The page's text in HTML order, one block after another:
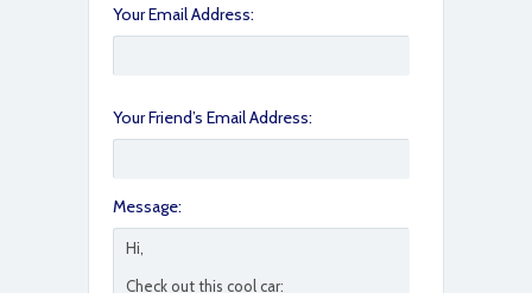
Your Email Address:
Your Friend’s Email Address:
Message: